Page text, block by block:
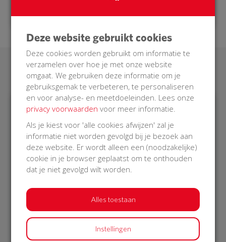
Laatste donaties
€ 1.052
Philips
29 Oct 2018
17:08 uur
Bekijk alle donateurs
Deze website gebruikt cookies
Deze cookies worden gebruikt om informatie te
verzamelen over hoe je met onze website
omgaat. We gebruiken deze informatie om je
gebruiksgemak te verbeteren, te personaliseren
en voor analyse- en meetdoeleinden. Lees onze
privacy voorwaarden voor meer informatie.
Als je kiest voor 'alle cookies afwijzen' zal je
informatie niet worden gevolgd bij je bezoek aan
deze website. Er wordt alleen een (noodzakelijke)
cookie in je browser geplaatst om te onthouden
dat je niet gevolgd wilt worden.
Alles toestaan
Instellingen